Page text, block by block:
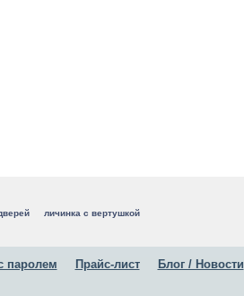
личинка с вертушкой
паролем Прайс-лист Блог / Новости